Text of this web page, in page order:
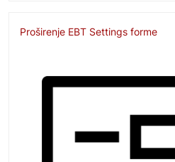
Proširenje EBT Settings forme